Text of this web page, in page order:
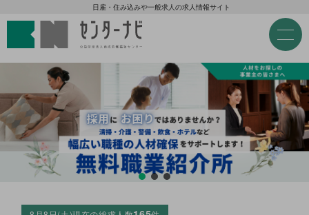
M
e
n
u
センターナビ 公益財団法
日雇・住み込みや一般求人の求人情報サイト
急募現金求人
急募契約求人
高齢者活躍求人
LINE応募可求人
はじめての方へ